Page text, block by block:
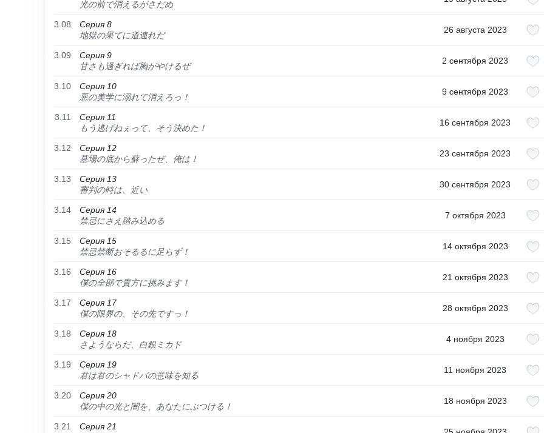
光の前で消えるがさだめ
3.08
Серия 8
地獄の果てに道連れだ
26 августа 2023
3.09
Серия 9
甘さも過ぎれば胸がやけるぜ
2 сентября 2023
3.10
Серия 10
悪の美学に溺れて消えろっ！
9 сентября 2023
3.11
Серия 11
もう逃げねぇって、そう決めた！
16 сентября 2023
3.12
Серия 12
墓場の底から蘇ったぜ、俺は！
23 сентября 2023
3.13
Серия 13
審判の時は、近い
30 сентября 2023
3.14
Серия 14
禁忌にさえ踏み込める
7 октября 2023
3.15
Серия 15
禁忌禁断おそるるに足らず！
14 октября 2023
3.16
Серия 16
僕の全部で貴方に挑みます！
21 октября 2023
3.17
Серия 17
僕の限界の、その先ですっ！
28 октября 2023
3.18
Серия 18
さようならだ、白銀ミカド
4 ноября 2023
3.19
Серия 19
君は君のシャドバの意味を知る
11 ноября 2023
3.20
Серия 20
僕の中の光と闇を、あなたにぶつける！
18 ноября 2023
3.21
Серия 21